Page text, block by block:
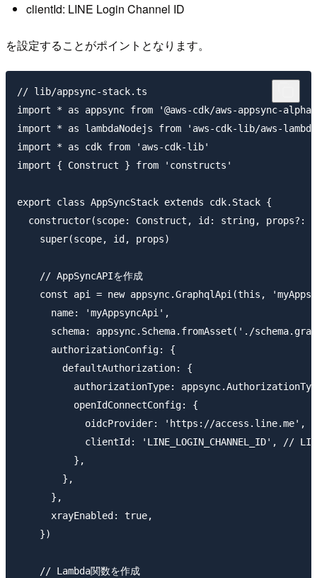
clientId: LINE Login Channel ID
を設定することがポイントとなります。
// lib/appsync-stack.ts
import * as appsync from '@aws-cdk/aws-appsync-alpha'
import * as lambdaNodejs from 'aws-cdk-lib/aws-
import * as cdk from 'aws-cdk-lib'
import { Construct } from 'constructs'
export class AppSyncStack extends cdk.Stack {
constructor(scope: Construct, id: string, props?:
    super(scope, id, props)
    // AppSyncAPIを作成
const api = new appsync.GraphqlApi(this,
      name: 'myAppsyncApi',
schema: appsync.Schema.fromAsset('./
      authorizationConfig: {
        defaultAuthorization: {
authorizationType:
          openIdConnectConfig: {
            oidcProvider: 'https://access.line.me',
clientId: 'LINE_LOGIN_CHANNEL_ID', //
          },
        },
      },
      xrayEnabled: true,
    })
    // Lambda関数を作成